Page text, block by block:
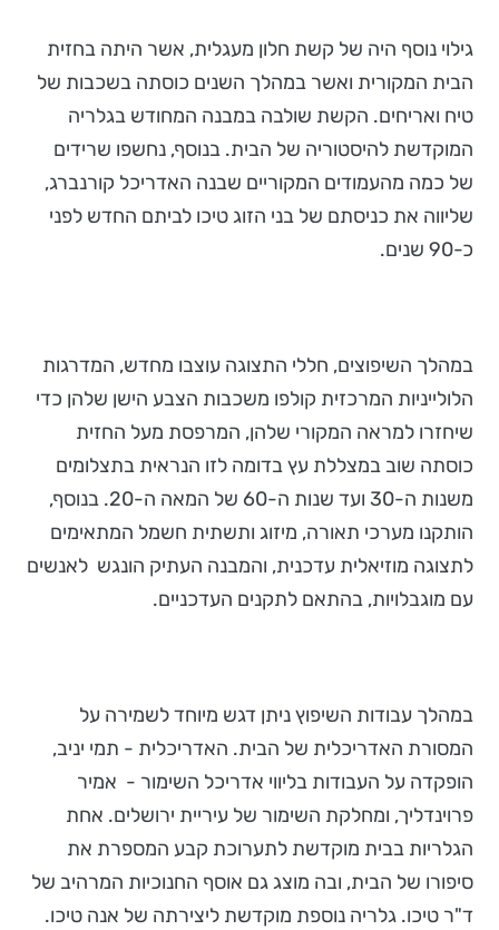
גילוי נוסף היה של קשת חלון מעגלית, אשר היתה בחזית
הבית המקורית ואשר במהלך השנים כוסתה בשכבות של
טיח ואריחים. הקשת שולבה במבנה המחודש בגלריה
המוקדשת להיסטוריה של הבית. בנוסף, נחשפו שרידים
של כמה מהעמודים המקוריים שבנה האדריכל קורנברג,
שליווה את כניסתם של בני הזוג טיכו לביתם החדש לפני
כ-90 שנים.
במהלך השיפוצים, חללי התצוגה עוצבו מחדש, המדרגות
הלולייניות המרכזית קולפו משכבות הצבע הישן שלהן כדי
שיחזרו למראה המקורי שלהן, המרפסת מעל החזית
כוסתה שוב במצללת עץ בדומה לזו הנראית בתצלומים
משנות ה-30 ועד שנות ה-60 של המאה ה-20. בנוסף,
הותקנו מערכי תאורה, מיזוג ותשתית חשמל המתאימים
לתצוגה מוזיאלית עדכנית, והמבנה העתיק הונגש לאנשים
עם מוגבלויות, בהתאם לתקנים העדכניים.
במהלך עבודות השיפוץ ניתן דגש מיוחד לשמירה על
המסורת האדריכלית של הבית. האדריכלית - תמי יניב,
הופקדה על העבודות בליווי אדריכל השימור - אמיר
פרוינדליך, ומחלקת השימור של עיריית ירושלים. אחת
הגלריות בבית מוקדשת לתערוכת קבע המספרת את
סיפורו של הבית, ובה מוצג גם אוסף החנוכיות המרהיב של
ד"ר טיכו. גלריה נוספת מוקדשת ליצירתה של אנה טיכו.